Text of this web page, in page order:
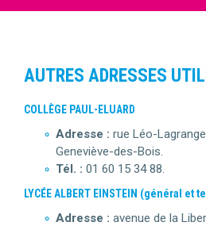
AUTRES ADRESSES
COLLÈGE PAUL-ELUARD
Adresse : rue Léo-
Geneviève-des-Bois.
Tél. : 01 60 15 34 88.
LYCÉE ALBERT EINSTEIN (général
Adresse : avenue de la